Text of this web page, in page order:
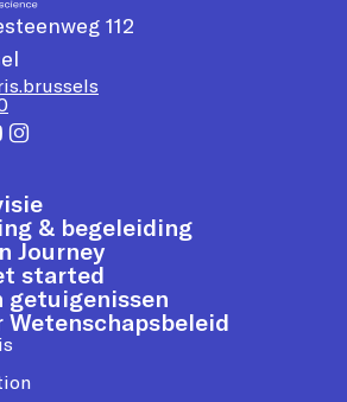
112
& begeleiding
Journey
started
getuigenissen
Wetenschapsbeleid